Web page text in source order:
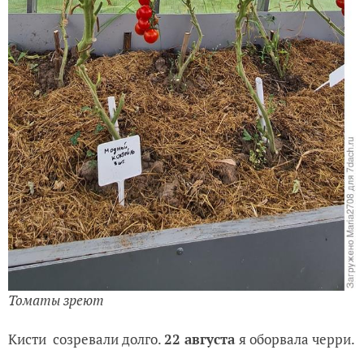
Томаты зреют
Кисти созревали долго.22 августая оборвала черри.